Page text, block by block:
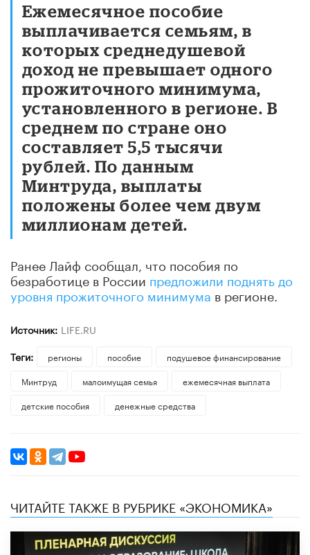
Ежемесячное пособие
выплачивается семьям, в
которых среднедушевой
доход не превышает одного
прожиточного минимума,
установленного в регионе. В
среднем по стране оно
составляет 5,5 тысячи
рублей. По данным
Минтруда, выплаты
положены более чем двум
миллионам детей.
Ранее Лайф сообщал, что пособия по
безработице в России предложили поднять до
уровня прожиточного минимума в регионе.
Источник: LIFE.RU
Теги:
регионы пособие
подушевое финансирование
Минтруд
малоимущая семья
ежемесячная выплата
детские пособия
денежные средства
ЧИТАЙТЕ ТАКЖЕ В РУБРИКЕ «ЭКОНОМИКА»